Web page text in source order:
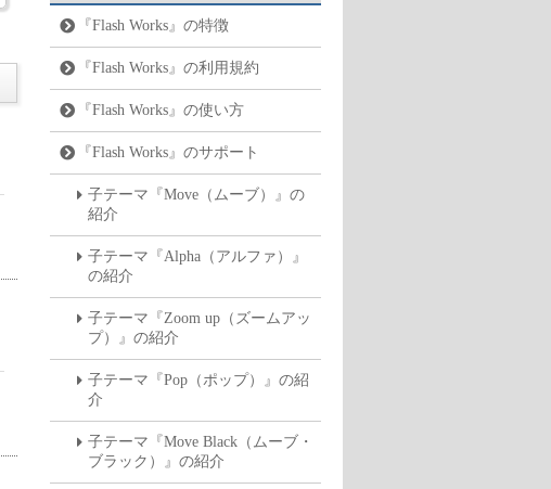
『Flash Works』の特徴
『Flash Works』の利用規約
『Flash Works』の使い方
『Flash Works』のサポート
子テーマ『Move（ムーブ）』の
紹介
子テーマ『Alpha（アルファ）』
の紹介
子テーマ『Zoom up（ズームアッ
プ）』の紹介
子テーマ『Pop（ポップ）』の紹
介
子テーマ『Move Black（ムーブ・
ブラック）』の紹介